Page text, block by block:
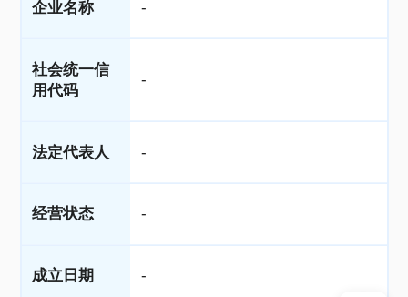
企业名称 -
社会统一信
用代码
-
法定代表人 -
经营状态 -
成立日期 -